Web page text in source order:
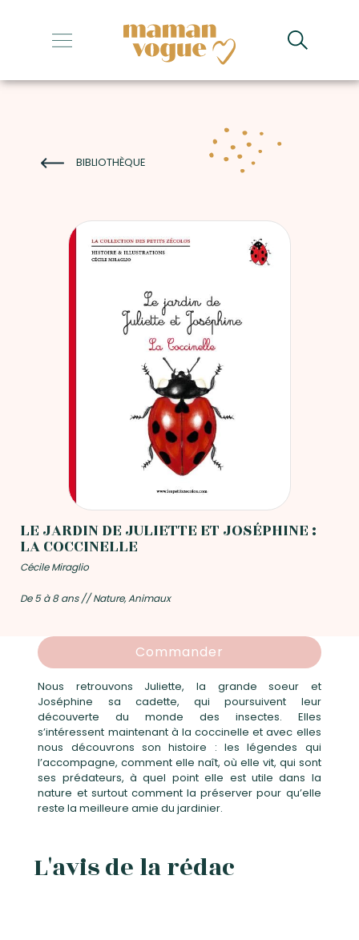
+
+
+
BIBLIOTHÈQUE
LE JARDIN DE JULIETTE ET JOSÉPHINE :
LA COCCINELLE
Cécile Miraglio
De 5 à 8 ans // Nature, Animaux
Commander
Nous retrouvons Juliette, la grande soeur et
Joséphine sa cadette, qui poursuivent leur
découverte du monde des insectes. Elles
s’intéressent maintenant à la coccinelle et avec elles
nous découvrons son histoire : les légendes qui
l’accompagne, comment elle naît, où elle vit, qui sont
ses prédateurs, à quel point elle est utile dans la
nature et surtout comment la préserver pour qu’elle
reste la meilleure amie du jardinier.
L'avis de la rédac